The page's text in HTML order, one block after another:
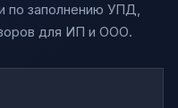
по заполнению УПД,
для ИП и ООО.